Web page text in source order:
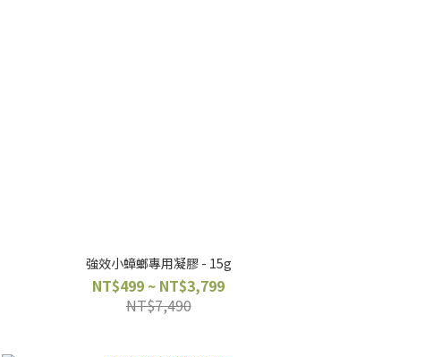
強效小蟑螂專用凝膠 - 15g
NT$499 ~ NT$3,799
NT$7,490